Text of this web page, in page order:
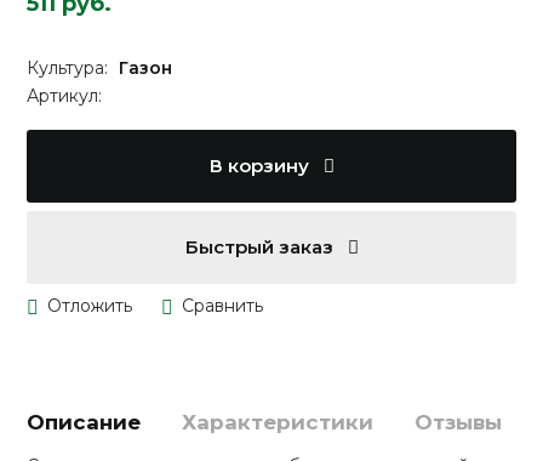
Культура:
Газон
Артикул:
В корзину
Быстрый заказ
Описание Характеристики Отзывы